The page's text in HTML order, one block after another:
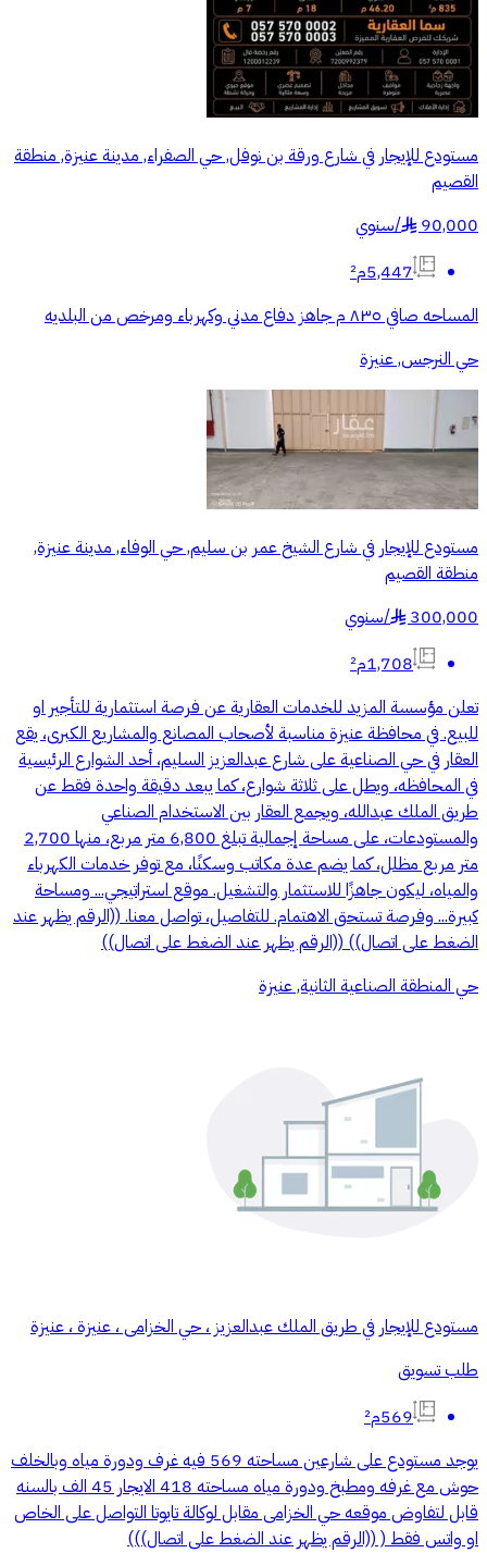
مستودع للإيجار في شارع ورقة بن نوفل, حي الصفراء, مدينة عنيزة, منطقة
القصيم
90,000
§
/سنوي
5,447م²
المساحه صافي ٨٣٥ م جاهز دفاع مدني وكهرباء ومرخص من البلديه
حي النرجس, عنيزة
مستودع للإيجار في شارع الشيخ عمر بن سليم, حي الوفاء, مدينة عنيزة,
منطقة القصيم
300,000
§
/سنوي
1,708م²
تعلن مؤسسة المزيد للخدمات العقارية عن فرصة استثمارية للتأجير او
للبيع. في محافظة عنيزة مناسبة لأصحاب المصانع والمشاريع الكبرى، يقع
العقار في حي الصناعية على شارع عبدالعزيز السليم، أحد الشوارع الرئيسية
في المحافظه، ويطل على ثلاثة شوارع، كما يبعد دقيقة واحدة فقط عن
طريق الملك عبدالله، ويجمع العقار بين الاستخدام الصناعي
والمستودعات، على مساحة إجمالية تبلغ 6,800 متر مربع، منها 2,700
متر مربع مظلل، كما يضم عدة مكاتب وسكنًا، مع توفر خدمات الكهرباء
والمياه، ليكون جاهزًا للاستثمار والتشغيل. موقع استراتيجي... ومساحة
كبيرة... وفرصة تستحق الاهتمام. للتفاصيل، تواصل معنا. ((الرقم يظهر عند
الضغط على اتصال)) ((الرقم يظهر عند الضغط على اتصال))
حي المنطقة الصناعية الثانية, عنيزة
مستودع للإيجار في طريق الملك عبدالعزيز ، حي الخزامى ، عنيزة ، عنيزة
طلب تسويق
569م²
يوجد مستودع على شارعين مساحته 569 فيه غرف ودورة مياه وبالخلف
حوش مع غرفه ومطبخ ودورة مياه مساحته 418 الايجار 45 الف بالسنه
قابل لتفاوض موقعه حي الخزامى مقابل لوكالة تايوتا التواصل على الخاص
او واتس فقط ( ((الرقم يظهر عند الضغط على اتصال)))